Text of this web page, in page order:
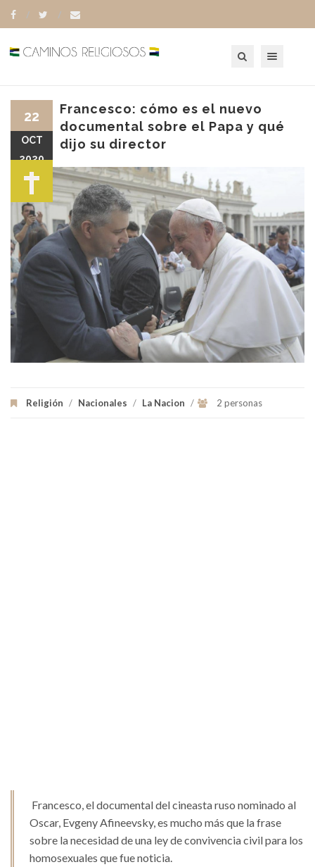
Francesco: cómo es el nuevo
documental sobre el Papa y qué
dijo su director
Religión / Nacionales / La Nacion / 2 personas
22
OCT
2020
Francesco, el documental del cineasta ruso nominado al
Oscar, Evgeny Afineevsky, es mucho más que la frase
sobre la necesidad de una ley de convivencia civil para los
homosexuales que fue noticia.